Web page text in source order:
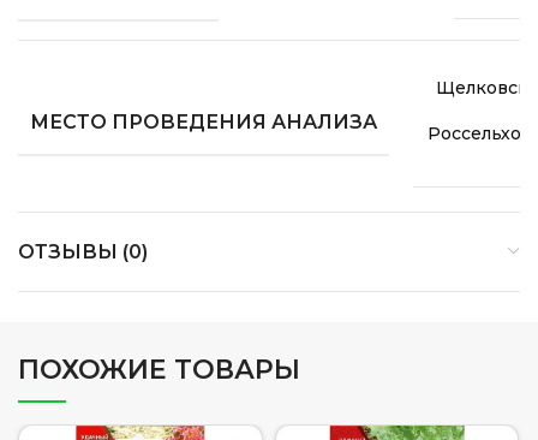
МЕСТО ПРОВЕДЕНИЯ АНАЛИЗА
ОТЗЫВЫ (0)
ПОХОЖИЕ ТОВАРЫ